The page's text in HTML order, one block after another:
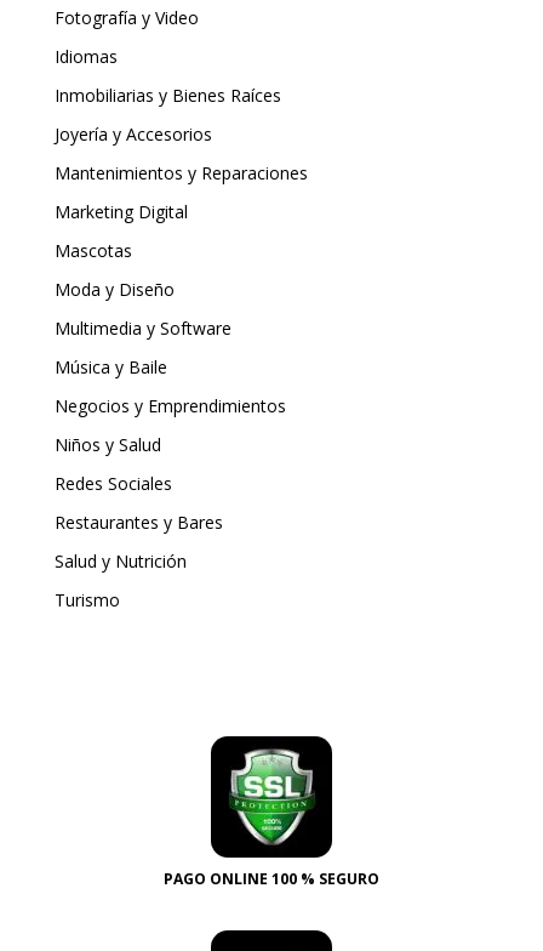
Fotografía y Video
Idiomas
Inmobiliarias y Bienes Raíces
Joyería y Accesorios
Mantenimientos y Reparaciones
Marketing Digital
Mascotas
Moda y Diseño
Multimedia y Software
Música y Baile
Negocios y Emprendimientos
Niños y Salud
Redes Sociales
Restaurantes y Bares
Salud y Nutrición
Turismo
PAGO ONLINE 100 % SEGURO